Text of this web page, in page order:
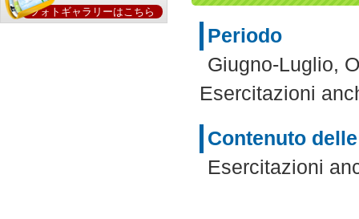
フォトギャラリーはこちら
Periodo
Giugno-Luglio,
Esercitazioni
Contenuto
Esercitazioni